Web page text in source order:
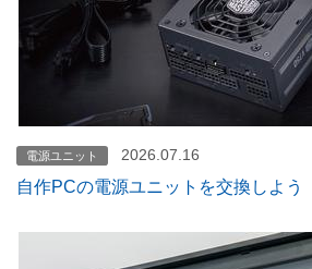
電源ユニット 2026.07.16
自作PCの電源ユニットを交換しよう